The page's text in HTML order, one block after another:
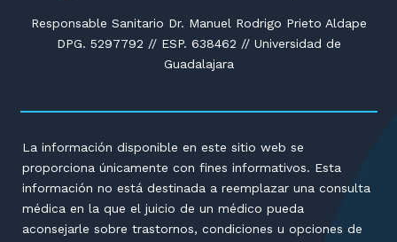
Responsable Sanitario Dr. Manuel Rodrigo Prieto Aldape
DPG. 5297792 // ESP. 638462 // Universidad de
Guadalajara
La información disponible en este sitio web se
proporciona únicamente con fines informativos. Esta
información no está destinada a reemplazar una consulta
médica en la que el juicio de un médico pueda
aconsejarle sobre trastornos, condiciones u opciones de